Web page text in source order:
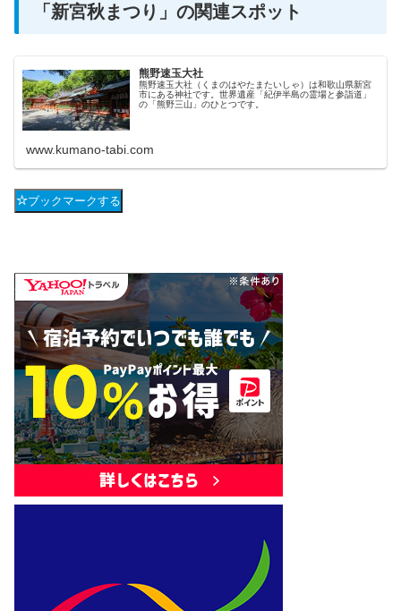
「新宮秋まつり」の関連スポット
熊野速玉大社
熊野速玉大社（くまのはやたまたいしゃ）は和歌山県新宮
市にある神社です。世界遺産「紀伊半島の霊場と参詣道」
の「熊野三山」のひとつです。
www.kumano-tabi.com
ブックマークする